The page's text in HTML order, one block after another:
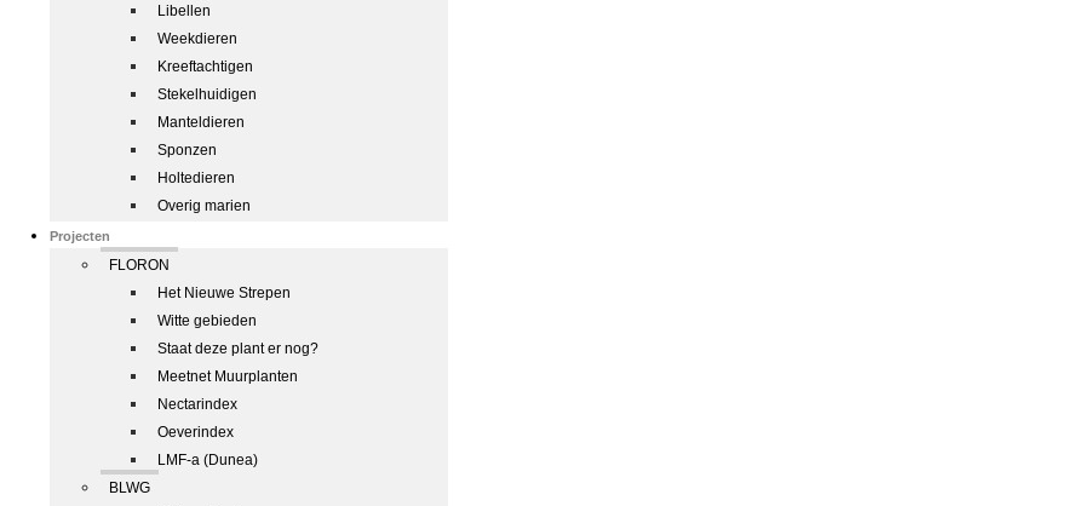
Libellen
Weekdieren
Kreeftachtigen
Stekelhuidigen
Manteldieren
Sponzen
Holtedieren
Overig marien
Projecten
FLORON
Het Nieuwe Strepen
Witte gebieden
Staat deze plant er nog?
Meetnet Muurplanten
Nectarindex
Oeverindex
LMF-a (Dunea)
BLWG